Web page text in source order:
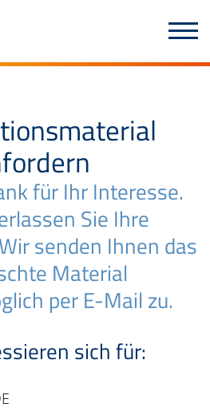
für Ihr Interesse.
Sie Ihre
senden Ihnen das
Material
per E-Mail zu.
sich für: